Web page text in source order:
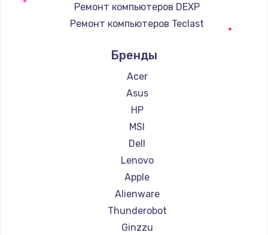
Замена аккумулятора
690 руб.
Заказать
Замена клавиатуры
660 руб.
Заказать
Замена корпуса
1045 руб.
Заказать
Ремонт видеокарты
1800 руб.
Ремонт компьютеров DEXP
Ремонт компьютеров Teclast
Ремонт компьютеров Beelink
Ремонт компьютеров CHUWI
Бренды
Acer
Asus
HP
MSI
Dell
Lenovo
Apple
Alienware
Thunderobot
Ginzzu